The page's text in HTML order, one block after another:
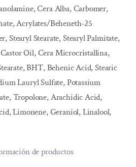
Cera Alba, Carbomer,
Acrylates/Beheneth-25
Stearyl Stearate, Stearyl Palmitate,
Oil, Cera Microcristallina,
BHT, Behenic Acid, Stearic
Lauryl Sulfate, Potassium
Tropolone, Arachidic Acid,
Limonene, Geraniol, Linalool,
de productos